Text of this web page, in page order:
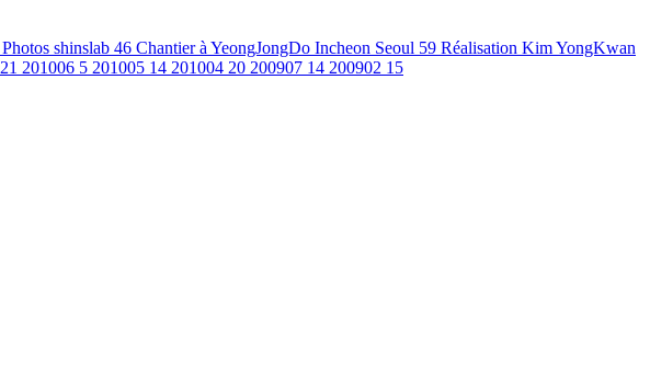
Photos shinslab 46 Chantier à YeongJongDo Incheon Seoul 59 Réalisation Kim YongKwan
21 201006 5 201005 14 201004 20 200907 14 200902 15